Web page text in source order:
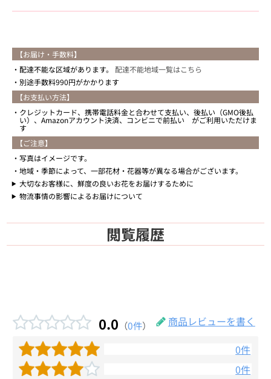
【お届け・手数料】
配達不能な区域があります。 配達不能地域一覧はこちら
別途手数料990円がかかります
【お支払い方法】
クレジットカード、携帯電話料金と合わせて支払い、後払い（GMO後払
い）、Amazonアカウント決済、コンビニで前払い がご利用いただけま
す
【ご注意】
写真はイメージです。
地域・季節によって、一部花材・花器等が異なる場合がございます。
大切なお客様に、鮮度の良いお花をお届けするために
物流事情の影響によるお届けについて
閲覧履歴
0.0 （0件）
商品レビューを書く
0件
0件